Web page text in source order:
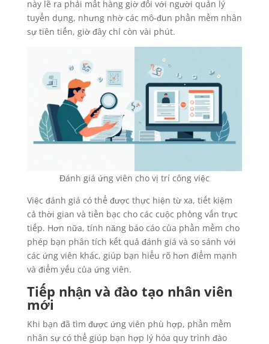
này lẽ ra phải mất hàng giờ đối với người quản lý
tuyển dụng, nhưng nhờ các mô-đun phần mềm nhân
sự tiên tiến, giờ đây chỉ còn vài phút.
Đánh giá ứng viên cho vị trí công việc
Việc đánh giá có thể được thực hiện từ xa, tiết kiệm
cả thời gian và tiền bạc cho các cuộc phỏng vấn trực
tiếp. Hơn nữa, tính năng báo cáo của phần mềm cho
phép bạn phân tích kết quả đánh giá và so sánh với
các ứng viên khác, giúp bạn hiểu rõ hơn điểm mạnh
và điểm yếu của ứng viên.
Tiếp nhận và đào tạo nhân viên
mới
Khi bạn đã tìm được ứng viên phù hợp, phần mềm
nhân sự có thể giúp bạn hợp lý hóa quy trình đào